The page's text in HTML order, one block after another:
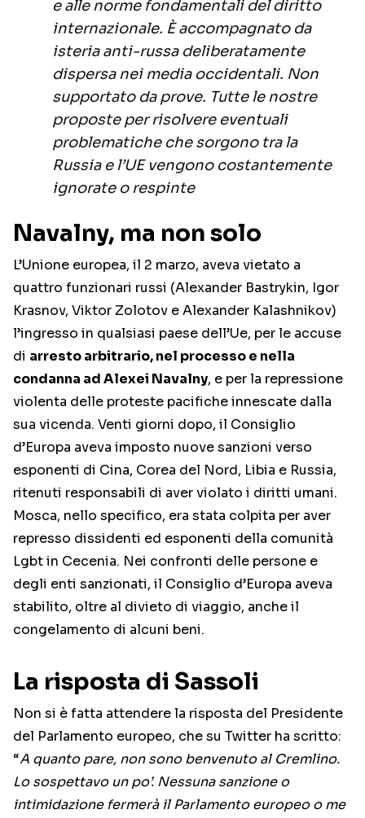
e alle norme fondamentali del diritto
internazionale. È accompagnato da
isteria anti-russa deliberatamente
dispersa nei media occidentali. Non
supportato da prove. Tutte le nostre
proposte per risolvere eventuali
problematiche che sorgono tra la
Russia e l’UE vengono costantemente
ignorate o respinte
Navalny, ma non solo
L’Unione europea, il 2 marzo, aveva vietato a
quattro funzionari russi (Alexander Bastrykin, Igor
Krasnov, Viktor Zolotov e Alexander Kalashnikov)
l’ingresso in qualsiasi paese dell’Ue, per le accuse
di arresto arbitrario, nel processo e nella
condanna ad Alexei Navalny, e per la repressione
violenta delle proteste pacifiche innescate dalla
sua vicenda. Venti giorni dopo, il Consiglio
d’Europa aveva imposto nuove sanzioni verso
esponenti di Cina, Corea del Nord, Libia e Russia,
ritenuti responsabili di aver violato i diritti umani.
Mosca, nello specifico, era stata colpita per aver
represso dissidenti ed esponenti della comunità
Lgbt in Cecenia. Nei confronti delle persone e
degli enti sanzionati, il Consiglio d’Europa aveva
stabilito, oltre al divieto di viaggio, anche il
congelamento di alcuni beni.
La risposta di Sassoli
Non si è fatta attendere la risposta del Presidente
del Parlamento europeo, che su Twitter ha scritto:
“A quanto pare, non sono benvenuto al Cremlino.
Lo sospettavo un po’. Nessuna sanzione o
intimidazione fermerà il Parlamento europeo o me